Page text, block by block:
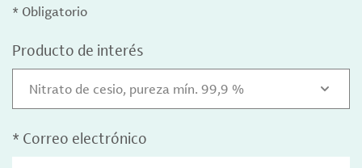
* Obligatorio
Producto de interés
Nitrato de cesio, pureza mín. 99,9 %
* Correo electrónico